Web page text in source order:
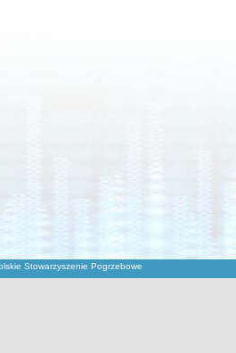
Stowarzyszenie Pogrzebowe